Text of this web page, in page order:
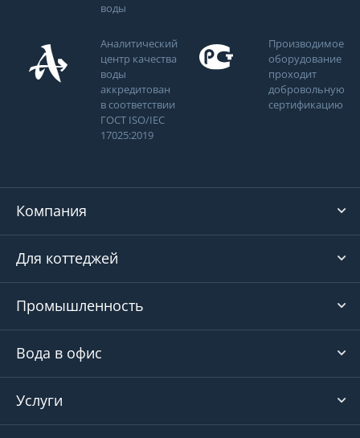
воды
Аналитический
центр качества
воды
аккредитован
в соответствии
ГОСТ ISO/IEC
17025:2019
Производимое
оборудование
проходит
добровольную
сертификацию
Компания
Для коттеджей
Промышленность
Вода в офис
Услуги